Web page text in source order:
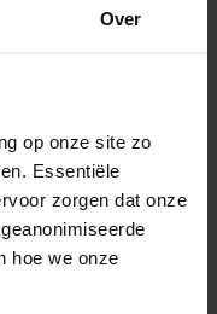
Over
op onze site zo
Essentiële
zorgen dat onze
hoe we onze
und
auch bei
schnelle Lösung
und